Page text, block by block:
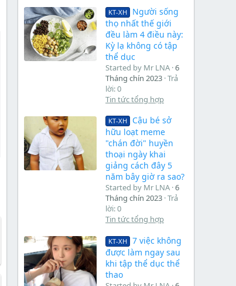
KT-XH
Người sống
thọ nhất thế giới
đều làm 4 điều này:
Kỳ lạ không có tập
thể dục
Started by Mr LNA 6
Tháng chín 2023 Trả
lời: 0
Tin tức tổng hợp
KT-XH
Cậu bé sở
hữu loạt meme
"chán đời" huyền
thoại ngày khai
giảng cách đây 5
năm bây giờ ra sao?
Started by Mr LNA 6
Tháng chín 2023 Trả
lời: 0
Tin tức tổng hợp
KT-XH
7 việc không
được làm ngay sau
khi tập thể dục thể
thao